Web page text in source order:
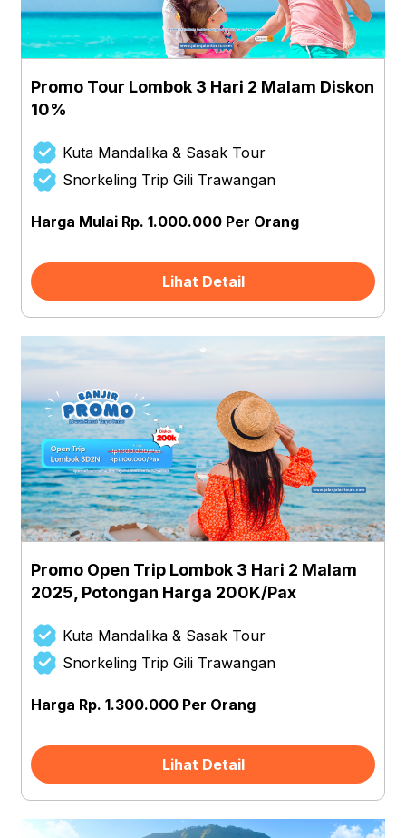
Promo Tour Lombok 3 Hari 2 Malam Diskon
10%
Kuta Mandalika & Sasak Tour
Snorkeling Trip Gili Trawangan
Harga Mulai Rp. 1.000.000 Per Orang
Lihat Detail
Promo Open Trip Lombok 3 Hari 2 Malam
2025, Potongan Harga 200K/Pax
Kuta Mandalika & Sasak Tour
Snorkeling Trip Gili Trawangan
Harga Rp. 1.300.000 Per Orang
Lihat Detail